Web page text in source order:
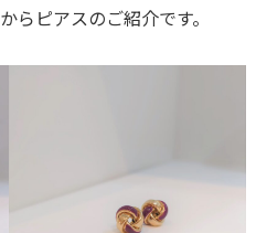
からピアスのご紹介です。